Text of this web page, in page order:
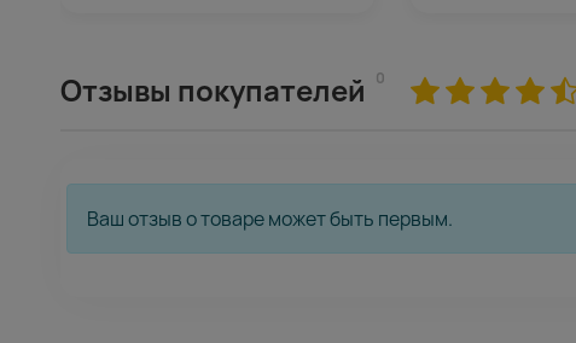
Отзывы покупателей 0
Ваш отзыв о товаре может быть первым.